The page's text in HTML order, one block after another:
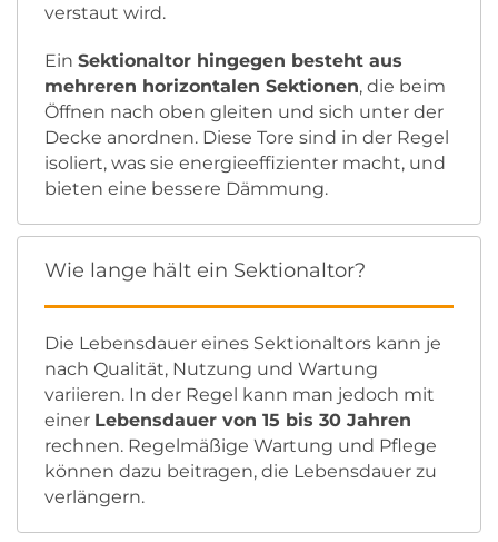
verstaut wird.
Ein Sektionaltor hingegen besteht aus
mehreren horizontalen Sektionen, die beim
Öffnen nach oben gleiten und sich unter der
Decke anordnen. Diese Tore sind in der Regel
isoliert, was sie energieeffizienter macht, und
bieten eine bessere Dämmung.
Wie lange hält ein Sektionaltor?
Die Lebensdauer eines Sektionaltors kann je
nach Qualität, Nutzung und Wartung
variieren. In der Regel kann man jedoch mit
einer Lebensdauer von 15 bis 30 Jahren
rechnen. Regelmäßige Wartung und Pflege
können dazu beitragen, die Lebensdauer zu
verlängern.